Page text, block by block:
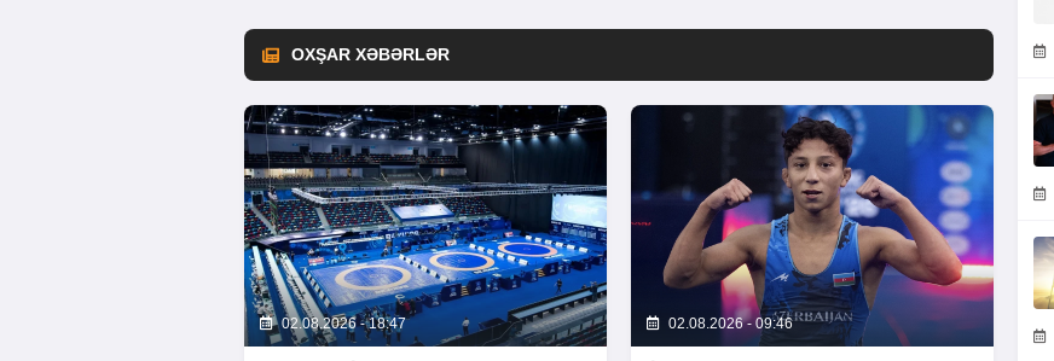
OXŞAR XƏBƏRLƏR
02.08.2026 - 18:47 02.08.2026 - 09:46